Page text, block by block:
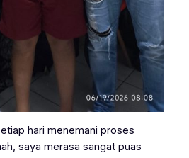
hari menemani proses
saya merasa sangat puas